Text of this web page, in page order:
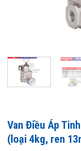
Van Điều Áp
(loại 4kg, ren